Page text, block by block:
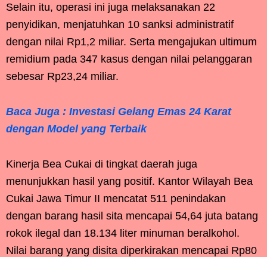
Selain itu, operasi ini juga melaksanakan 22
penyidikan, menjatuhkan 10 sanksi administratif
dengan nilai Rp1,2 miliar. Serta mengajukan ultimum
remidium pada 347 kasus dengan nilai pelanggaran
sebesar Rp23,24 miliar.
Baca Juga : Investasi Gelang Emas 24 Karat
dengan Model yang Terbaik
Kinerja Bea Cukai di tingkat daerah juga
menunjukkan hasil yang positif. Kantor Wilayah Bea
Cukai Jawa Timur II mencatat 511 penindakan
dengan barang hasil sita mencapai 54,64 juta batang
rokok ilegal dan 18.134 liter minuman beralkohol.
Nilai barang yang disita diperkirakan mencapai Rp80